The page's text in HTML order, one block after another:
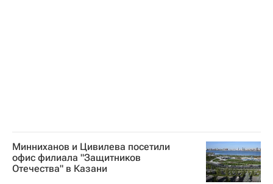
Минниханов и Цивилева посетили
офис филиала "Защитников
Отечества" в Казани